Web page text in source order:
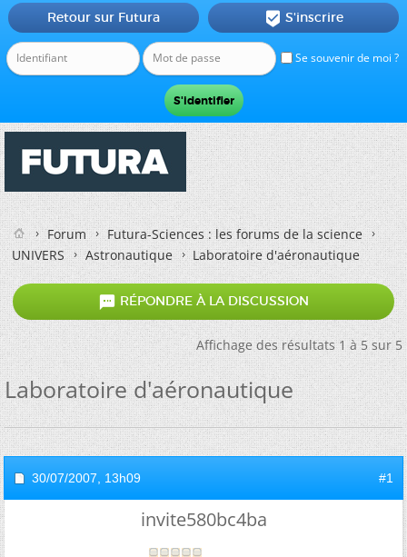
Se souvenir de moi ?
Retour sur Futura  S'inscrire
Forum
Futura-Sciences : les forums de la science
UNIVERS
Astronautique Laboratoire d'aéronautique
 RÉPONDRE À LA DISCUSSION
Affichage des résultats 1 à 5 sur 5
Laboratoire d'aéronautique
30/07/2007, 13h09 #1
invite580bc4ba